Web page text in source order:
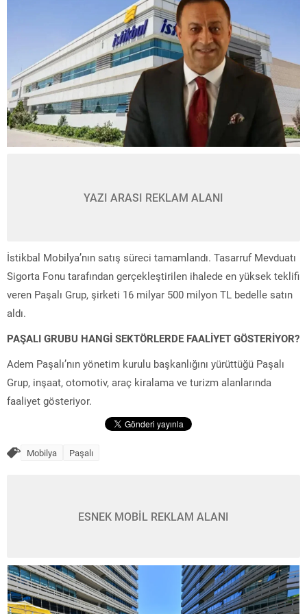
YAZI ARASI REKLAM ALANI
İstikbal Mobilya’nın satış süreci tamamlandı. Tasarruf Mevduatı
Sigorta Fonu tarafından gerçekleştirilen ihalede en yüksek teklifi
veren Paşalı Grup, şirketi 16 milyar 500 milyon TL bedelle satın
aldı.
PAŞALI GRUBU HANGİ SEKTÖRLERDE FAALİYET GÖSTERİYOR?
Adem Paşalı’nın yönetim kurulu başkanlığını yürüttüğü Paşalı
Grup, inşaat, otomotiv, araç kiralama ve turizm alanlarında
faaliyet gösteriyor.
Mobilya Paşalı
ESNEK MOBİL REKLAM ALANI